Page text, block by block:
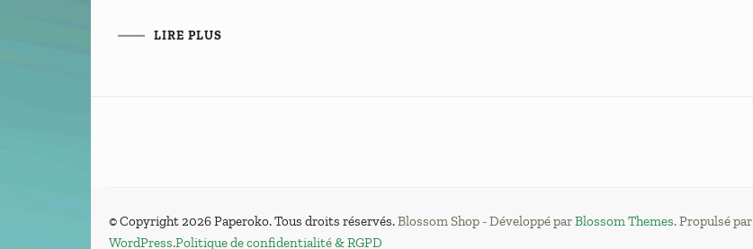
LIRE PLUS
© Copyright 2026Paperoko. Tous droits réservés.Blossom Shop - Développé parBlossom Themes. Propulsé par
WordPress.Politique de confidentialité & RGPD